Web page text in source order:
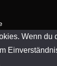
Wenn du